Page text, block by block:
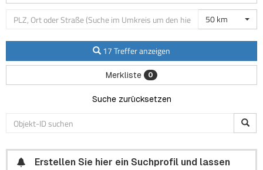
50 km
17 Treffer anzeigen
Merkliste 0
Suche zurücksetzen
Erstellen Sie hier ein Suchprofil und lassen